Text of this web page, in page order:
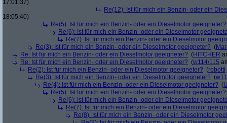
17:01:37)
Re(12): Ist für mich ein Benzin- oder ein
18:05:40)
Re(5): Ist für mich ein Benzin- oder ein Dieselmotor geeigneter?
Re(6): Ist für mich ein Benzin- oder ein Dieselmotor
Re(7): Ist für mich ein Benzin- oder ein Dieselmotor
Re(3): Ist für mich ein Benzin- oder ein Dieselmotor geeigneter? (
Re: Ist für mich ein Benzin- oder ein Dieselmotor geeigneter? (HITCHER
Re: Ist für mich ein Benzin- oder ein Dieselmotor geeigneter? (w114/115
Re(2): Ist für mich ein Benzin- oder ein Dieselmotor geeigneter? (robotti
Re(3): Ist für mich ein Benzin- oder ein Dieselmotor geeigneter? (
Re(4): Ist für mich ein Benzin- oder ein Dieselmotor geeigneter? (
Re(5): Ist für mich ein Benzin- oder ein Dieselmotor geeigneter?
Re(6): Ist für mich ein Benzin- oder ein Dieselmotor
Re(7): Ist für mich ein Benzin- oder ein Dieselmotor
Re(8): Ist für mich ein Benzin- oder ein Dieselmotor